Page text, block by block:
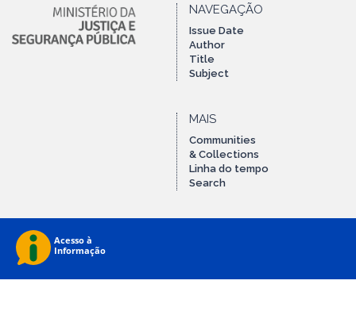
NAVEGAÇÃO
Issue Date
Author
Title
Subject
MAIS
Communities
& Collections
Linha do tempo
Search